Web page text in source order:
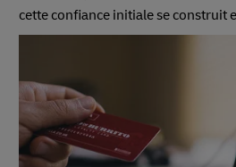
cette confiance initiale se construit